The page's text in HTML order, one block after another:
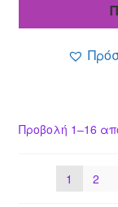
Προβολή 1–16
1 2